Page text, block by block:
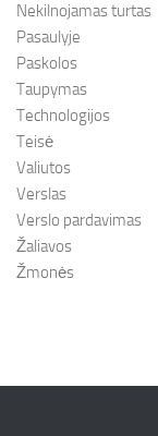
Nekilnojamas turtas
Pasaulyje
Paskolos
Taupymas
Technologijos
Teisė
Valiutos
Verslas
Verslo pardavimas
Žaliavos
Žmonės